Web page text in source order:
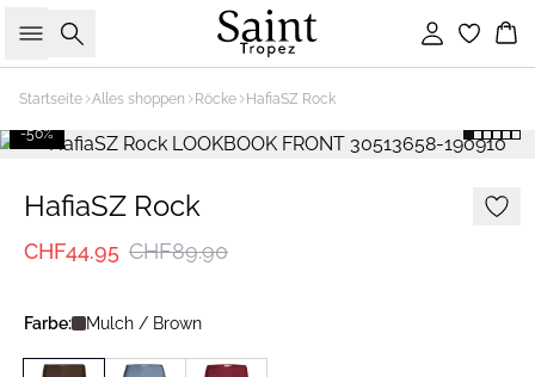
Suche Einloggen
Startseite Alles shoppen Röcke HafiaSZ Rock
-50%
HafiaSZ Rock
CHF44.95 CHF89.90
Farbe: Mulch / Brown